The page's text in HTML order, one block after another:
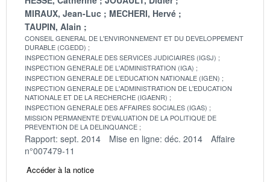
MIRAUX, Jean-Luc
MECHERI, Hervé
TAUPIN, Alain
CONSEIL GENERAL DE L'ENVIRONNEMENT ET DU DEVELOPPEMENT
DURABLE (CGEDD)
INSPECTION GENERALE DES SERVICES JUDICIAIRES (IGSJ)
INSPECTION GENERALE DE L'ADMINISTRATION (IGA)
INSPECTION GENERALE DE L'EDUCATION NATIONALE (IGEN)
INSPECTION GENERALE DE L'ADMINISTRATION DE L'EDUCATION
NATIONALE ET DE LA RECHERCHE (IGAENR)
INSPECTION GENERALE DES AFFAIRES SOCIALES (IGAS)
MISSION PERMANENTE D'EVALUATION DE LA POLITIQUE DE
PREVENTION DE LA DELINQUANCE
Rapport: sept. 2014 Mise en ligne: déc. 2014
Affaire
n°007479-11
Accéder à la notice